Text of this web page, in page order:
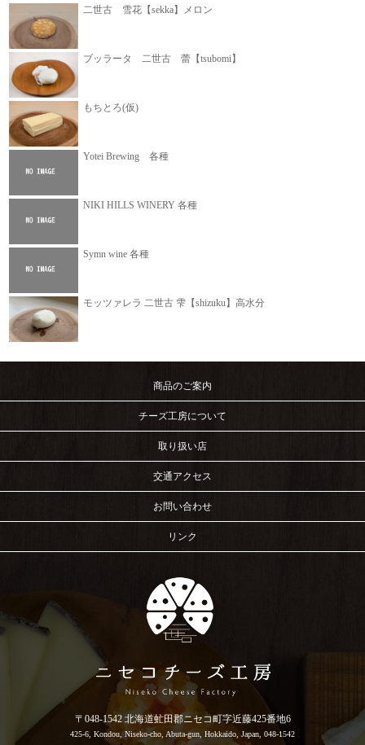
二世古 雪花【sekka】メロン
ブッラータ 二世古 蕾【tsubomi】
もちとろ(仮)
Yotei Brewing 各種
NIKI HILLS WINERY 各種
Symn wine 各種
モッツァレラ 二世古 雫【shizuku】高水分
商品のご案内
チーズ工房について
取り扱い店
交通アクセス
お問い合わせ
リンク
〒048-1542 北海道虻田郡ニセコ町字近藤425番地6
425-6, Kondou, Niseko-cho, Abuta-gun, Hokkaido, Japan, 048-1542